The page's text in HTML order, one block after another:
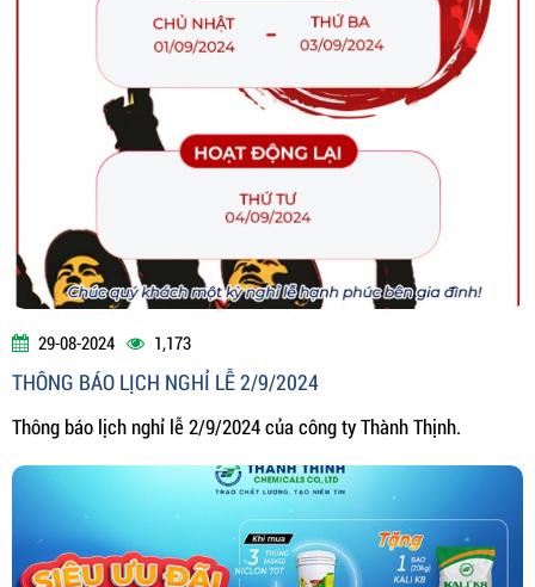
29-08-2024 1,173
THÔNG BÁO LỊCH NGHỈ LỄ 2/9/2024
Thông báo lịch nghỉ lễ 2/9/2024 của công ty Thành Thịnh.